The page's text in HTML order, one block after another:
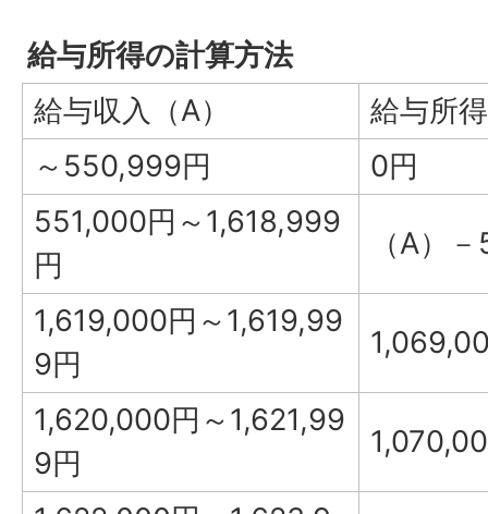
給与所得の計算方法
給与収入（A）
給与所得
～550,999円
0円
551,000円～1,618,999
円
（A）
1,619,000円～1,619,99
9円
1,620,000円～1,621,99
9円